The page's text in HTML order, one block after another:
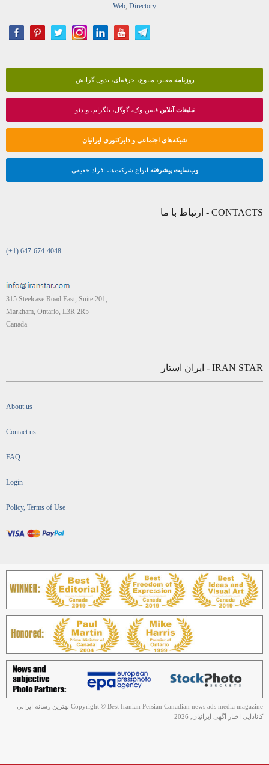
Web, Directory
روزنامه معتبر، متنوع، حرفه‌ای، بدون گرایش
تبلیغات آنلاینفیس‌بوک، گوگل، تلگرام، ویدئو
شبکه‌های اجتماعی و دایرکتوری ایرانیان
وب‌سایت پیشرفته انواع شرکت‌ها، افراد حقیقی
CONTACTS - ارتباط با ما
(+1) 647-674-4048
315 Steelcase Road East, Suite 201,
Markham, Ontario, L3R 2R5
Canada
IRAN STAR - ایران استار
About us
Contact us
FAQ
Login
Policy, Terms of Use
Copyright © Best Iranian Persian Canadian news ads media magazine بهترین رسانه ایرانی
کانادایی اخبار آگهی ایرانیان, 2026